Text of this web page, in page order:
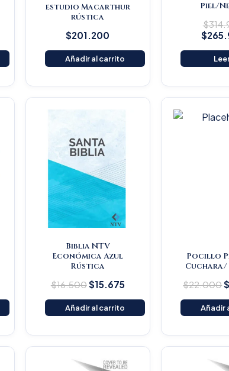
estudio Macarthur
rústica
$201.200
Añadir al carrito
Piel/
$
$
Biblia NTV
Económica Azul
Rústica
$16.500
$16.500.
$15.675
Current
Añadir al carrito
Pocillo
Cuchara/
$22.000$
Añadir